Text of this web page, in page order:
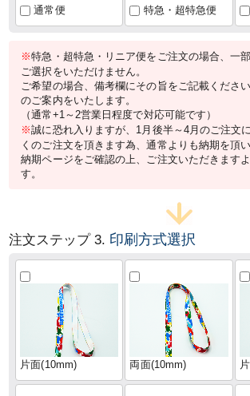
通常便 特急・超特急便
※特急・超特急・リニア便をご注文の場合、一
ご選択をいただけません。
ご希望の場合、備考欄にその旨をご記載くださ
のご案内をいたします。
（通常+1～2営業日程度で対応可能です）
※誠に恐れ入りますが、1月後半～4月のご注文
くのご注文を頂きます為、通常よりも納期を頂
納期ページをご確認の上、ご注文いただきます
す。
注文ステップ 3. 印刷方式選択
片面(10mm) 両面(10mm)